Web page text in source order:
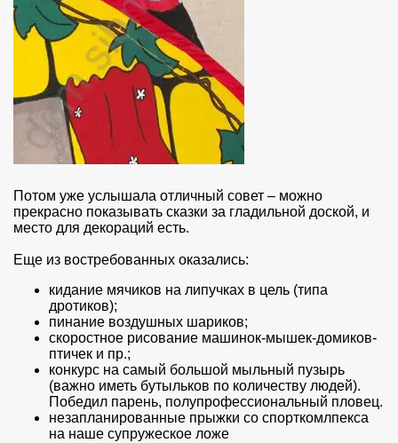
Потом уже услышала отличный совет – можно
прекрасно показывать сказки за гладильной доской, и
место для декораций есть.
Еще из востребованных оказались:
кидание мячиков на липучках в цель (типа
дротиков);
пинание воздушных шариков;
скоростное рисование машинок-мышек-домиков-
птичек и пр.;
конкурс на самый большой мыльный пузырь
(важно иметь бутыльков по количеству людей).
Победил парень, полупрофессиональный пловец.
незапланированные прыжки со спорткомлпекса
на наше супружеское ложе